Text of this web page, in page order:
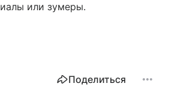
или зумеры.
Поделиться